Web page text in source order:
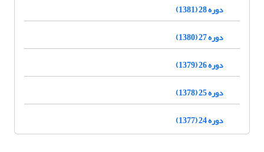
دوره 28 (1381)
دوره 27 (1380)
دوره 26 (1379)
دوره 25 (1378)
دوره 24 (1377)